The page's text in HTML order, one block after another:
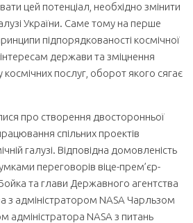
цей потенціал, необхідно змінити
України. Саме тому на перше
підпорядкованості космічної
держави та зміцнення
космічних послуг, оборот якого сягає
про створення двосторонньої
спільних проектів
галузі. Відповідна домовленість
переговорів віце-прем’єр-
та глави Державного агентства
з адміністратором NASA Чарльзом
адміністратора NASA з питань